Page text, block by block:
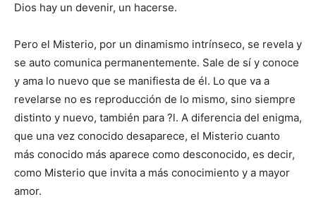
Dios hay un devenir, un hacerse.
Pero el Misterio, por un dinamismo intrínseco, se revela y
se auto comunica permanentemente. Sale de sí y conoce
y ama lo nuevo que se manifiesta de él. Lo que va a
revelarse no es reproducción de lo mismo, sino siempre
distinto y nuevo, también para ?l. A diferencia del enigma,
que una vez conocido desaparece, el Misterio cuanto
más conocido más aparece como desconocido, es decir,
como Misterio que invita a más conocimiento y a mayor
amor.